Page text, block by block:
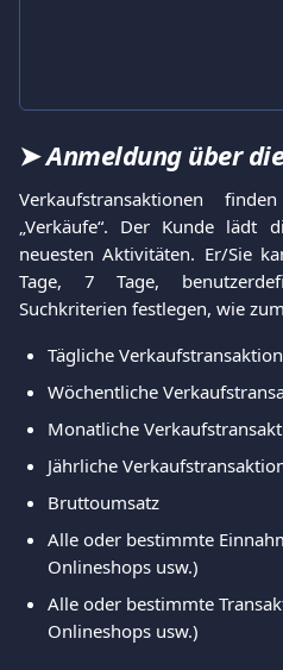
➤Anmeldung über
Verkaufstransaktionen
„Verkäufe“. Der Kunde lädt
neuesten Aktivitäten. Er/Sie
Tage, 7 Tage,
Suchkriterien festlegen, wie
Tägliche
Wöchentliche
Monatliche
Jährliche
Bruttoumsatz
Alle oder bestimmte
Onlineshops usw.)
Alle oder bestimmte
Onlineshops usw.)